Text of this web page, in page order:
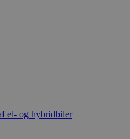
el- og hybridbiler